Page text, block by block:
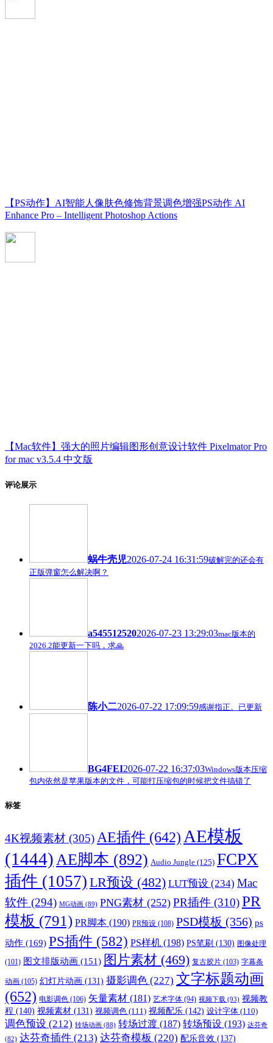
【PS动作】AI智能人像肤色修饰背景调色增强PS动作 AI
Enhance Pro – Intelligent Photoshop Actions
【Mac软件】强大的照片编辑图形创意设计软件 Pixelmator Pro
for mac v3.5.4 中文版
评论展示
蜗牛壳児2026-07-24 16:31:59破解完的还会有
正版弹窗怎么解决啊？
a5455125202026-07-23 13:29:03mac版本的
2026.2能更新一下吗，求🙏
陈小二2026-07-22 17:09:59感谢指正。已更新
BG4FEI2026-07-22 16:37:03Windows版本压缩
包内依然是苹果版本的文件，可能打压缩包的时候把文件搞错了
标签
4K视频素材 (305)AE插件 (642) AE模板
(1444)AE脚本 (892) Audio Jungle (125) FCPX
插件 (1057) LR预设 (482) LUT预设 (234) Mac
软件 (294) MG动画 (89) PNG素材 (252) PR插件 (310)PR
模板 (791) PR脚本 (190) PR预设 (108) PSD模板 (356) ps
动作 (169) PS插件 (582) PS样机 (198) PS笔刷 (130) 图像处理
(101) 图文排版动画 (151) 图片素材 (469) 复古胶片 (103) 字幕条
动画 (105) 幻灯片动画 (131) 摄影调色 (227) 文字标题动画
(652) 电影调色 (106) 矢量素材 (181) 艺术字体 (94) 视频下载 (93) 视频教
程 (140) 视频素材 (131) 视频调色 (111) 视频配乐 (142) 设计字体 (110)
调色预设 (212) 转场动画 (88) 转场过渡 (187) 转场预设 (193) 达芬奇
(82) 达芬奇插件 (213) 达芬奇模板 (220) 配乐音效 (137)